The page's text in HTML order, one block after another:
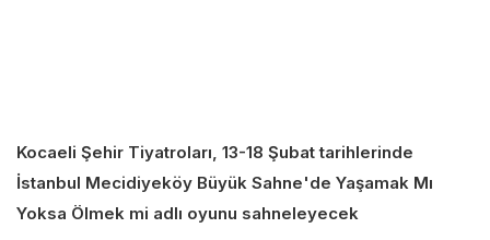
Kocaeli Şehir Tiyatroları, 13-18 Şubat tarihlerinde
İstanbul Mecidiyeköy Büyük Sahne'de Yaşamak Mı
Yoksa Ölmek mi adlı oyunu sahneleyecek